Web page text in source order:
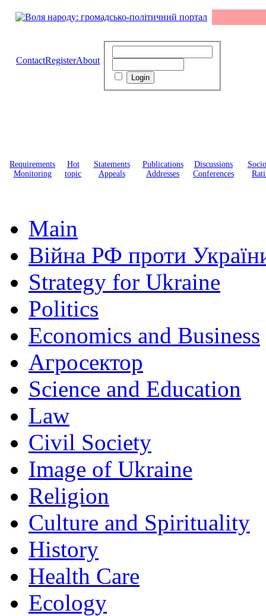
ContactRegisterAbout
Requirements
Monitoring
Hot
topic
Statements
Appeals
Publications
Addresses
Discussions
Conferences
Main
Війна РФ проти
Strategy for Ukraine
Politics
Economics and Business
Агросектор
Science and Education
Law
Civil Society
Image of Ukraine
Religion
Culture and Spirituality
History
Health Care
Ecology